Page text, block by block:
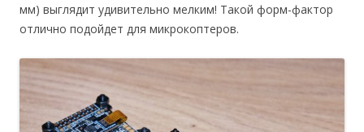
мм) выглядит удивительно мелким! Такой форм-фактор
отлично подойдет для микрокоптеров.